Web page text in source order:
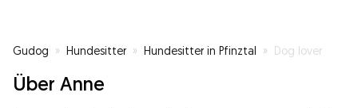
Gudog » Hundesitter » Hundesitter in Pfinztal » Dog lover
Über Anne